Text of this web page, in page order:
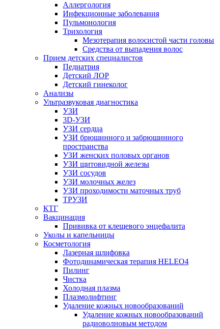
Аллергология
Инфекционные заболевания
Пульмонология
Трихология
Мезотерапия волосистой части головы
Средства от выпадения волос
Прием детских специалистов
Педиатрия
Детский ЛОР
Детский гинеколог
Анализы
Ультразвуковая диагностика
УЗИ
3D-УЗИ
УЗИ сердца
УЗИ брюшинного и забрюшинного
пространства
УЗИ женских половых органов
УЗИ щитовидной железы
УЗИ сосудов
УЗИ молочных желез
УЗИ проходимости маточных труб
ТРУЗИ
КТГ
Вакцинация
Прививка от клещевого энцефалита
Уколы и капельницы
Косметология
Лазерная шлифовка
Фотодинамическая терапия HELEO4
Пилинг
Чистка
Холодная плазма
Плазмолифтинг
Удаление кожных новообразований
Удаление кожных новообразований
радиоволновым методом